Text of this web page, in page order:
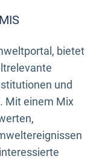
bietet
und
Mit einem Mix